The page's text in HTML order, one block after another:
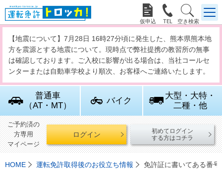
  
【地震について】7月28日 16時27分頃に発生した、熊本県熊本地
方を震源とする地震について。現時点で弊社提携の教習所の無事
は確認しております。ご入校に影響が出る場合は、当社コールセ
ンターまたは自動車学校より順次、お客様へご連絡いたします。
普通車
（AT・MT）
バイク
大型・大特・
二種・他
ご予約済の
方専用
マイページ
ログイン
初めてログイン
する方はコチラ
HOME 運転免許取得後のお役立ち情報 免許証に書いてある番号